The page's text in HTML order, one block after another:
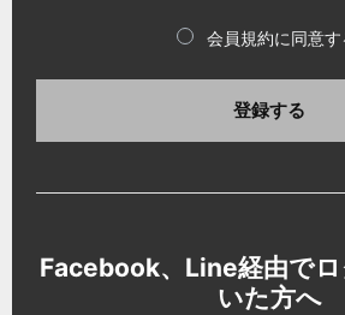
会員規約に同意す
登録する
Facebook、Line経由で
いた方へ